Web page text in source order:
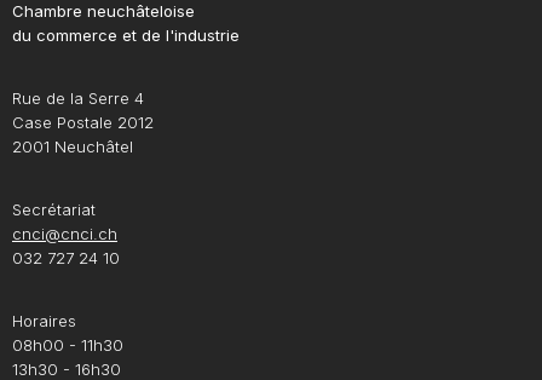
Chambre neuchâteloise
du commerce et de l'industrie
Rue de la Serre 4
Case Postale 2012
2001 Neuchâtel
Secrétariat
cnci@cnci.ch
032 727 24 10
Horaires
08h00 - 11h30
13h30 - 16h30